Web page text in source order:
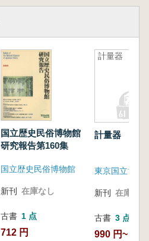
国立歴史民俗博物館
研究報告第160集
国立歴史民俗博物館
新刊 在庫なし
古書 1 点
712 円
計量器
計量器
東京国立博物
新刊 在庫なし
古書 3 点
990 円~